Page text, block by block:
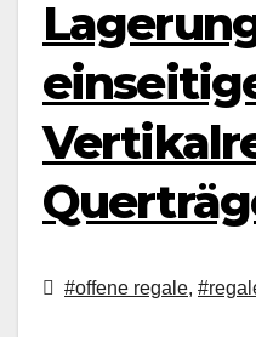
#offene regale,